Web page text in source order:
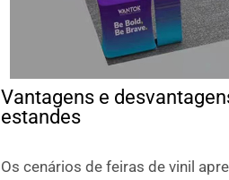
Vantagens e
estandes
Os cenários de feiras de vinil